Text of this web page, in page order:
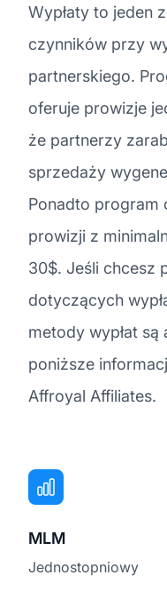
Wypłaty to jeden
czynników przy
partnerskiego.
oferuje prowizje
że partnerzy
sprzedaży
Ponadto program
prowizji z
30$. Jeśli chcesz
dotyczących
metody wypłat
poniższe
Affroyal Affiliates.
MLM
Jednostopniowy